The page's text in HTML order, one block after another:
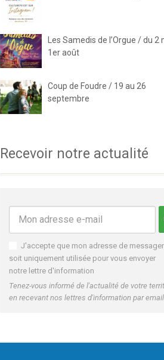
Les Samedis de l’Orgue / du 2
1er août
Coup de Foudre / 19 au 26
septembre
Recevoir notre actualité
J'accepte que mon adresse de
soit uniquement utilisée pour vous envoyer
notre lettre d'information
Tenez-vous informé de l'actualité de votre
en recevant nos lettres d'information par email